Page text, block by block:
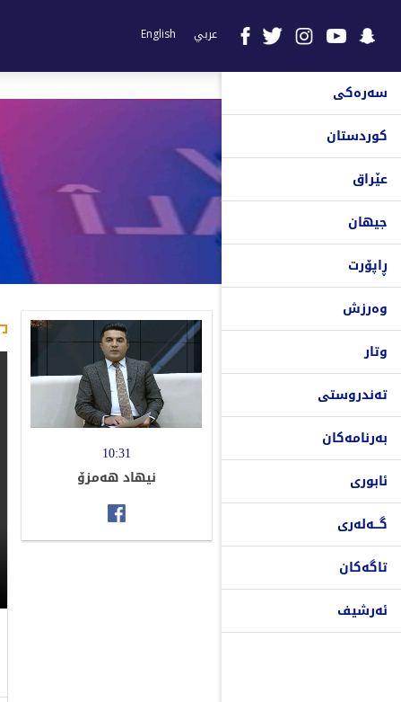
عربي English
سەرەکی
کوردستان
عێراق
جیهان
ڕاپۆرت
وەرزش
وتار
تەندروستی
بەرنامەکان
ئابوری
گـــەلەری
تاگەکان
ئەرشیف
10:31
نیهاد هه‌مزۆ